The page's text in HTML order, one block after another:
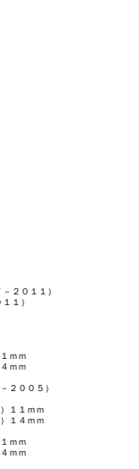
２０１１）
１）
ｍｍ
ｍｍ
２００５）
１１ｍｍ
１４ｍｍ
ｍｍ
ｍｍ